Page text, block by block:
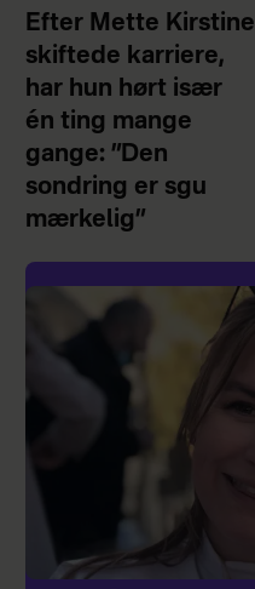
Efter Mette Kirstine
skiftede karriere,
har hun hørt især
én ting mange
gange: ”Den
sondring er sgu
mærkelig”